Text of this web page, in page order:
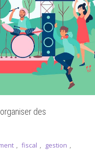
des
, fiscal , gestion ,